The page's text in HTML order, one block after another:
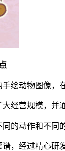
绘动物图像，
经营规模，并
的动作和不同
，经过精心研